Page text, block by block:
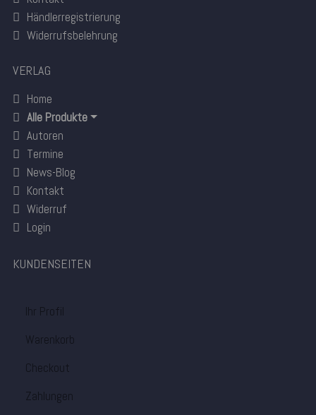
Händlerregistrierung
Widerrufsbelehrung
VERLAG
Home
Alle Produkte
Autoren
Termine
News-Blog
Kontakt
Widerruf
Login
KUNDENSEITEN
Ihr Profil
Warenkorb
Checkout
Zahlungen